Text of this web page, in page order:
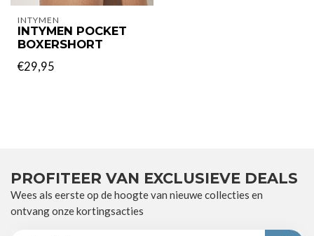
INTYMEN
INTYMEN POCKET
BOXERSHORT
€29,95
PROFITEER VAN EXCLUSIEVE DEALS
Wees als eerste op de hoogte van nieuwe collecties en
ontvang onze kortingsacties